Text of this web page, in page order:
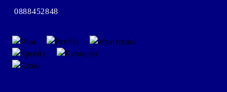
0888452848